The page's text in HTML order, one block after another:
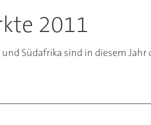
2011
Südafrika sind in diesem